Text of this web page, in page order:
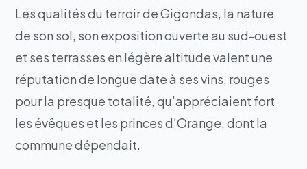
Les qualités du terroir de Gigondas, la nature
de son sol, son exposition ouverte au sud-ouest
et ses terrasses en légère altitude valent une
réputation de longue date à ses vins, rouges
pour la presque totalité, qu’appréciaient fort
les évêques et les princes d’Orange, dont la
commune dépendait.